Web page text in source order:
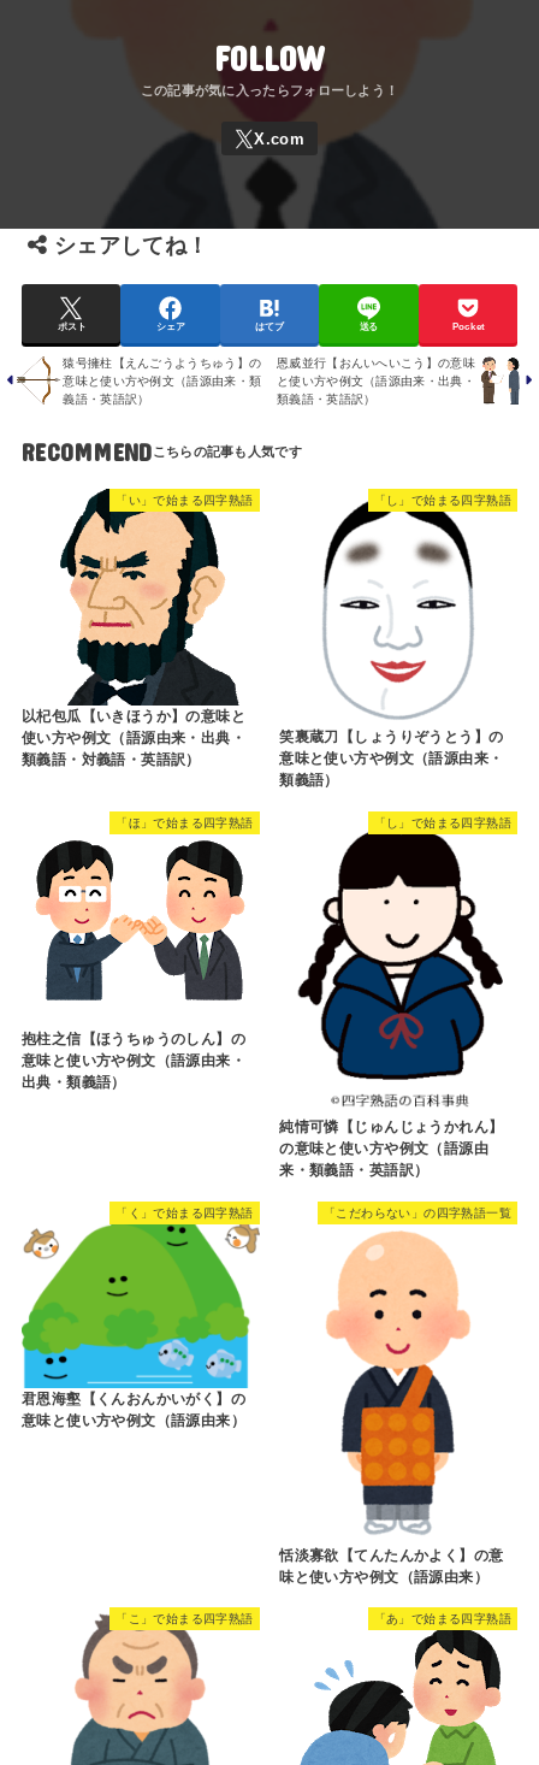
FOLLOW
シェアしてね！
ポスト シェア はてブ 送る Pocket
猿号擁柱【えんごうようちゅう】の
意味と使い方や例文（語源由来・類
義語・英語訳）
恩威並行【おんいへいこう】の意味
と使い方や例文（語源由来・出典・
類義語・英語訳）
RECOMMEND
「い」で始まる四字熟語
以杞包瓜【いきほうか】の意味と
使い方や例文（語源由来・出典・
類義語・対義語・英語訳）
「し」で始まる四字熟語
笑裏蔵刀【しょうりぞうとう】の
意味と使い方や例文（語源由来・
類義語）
「ほ」で始まる四字熟語
抱柱之信【ほうちゅうのしん】の
意味と使い方や例文（語源由来・
出典・類義語）
「し」で始まる四字熟語
純情可憐【じゅんじょうかれん】
の意味と使い方や例文（語源由
来・類義語・英語訳）
「く」で始まる四字熟語
君恩海壑【くんおんかいがく】の
意味と使い方や例文（語源由来）
「こだわらない」の四字熟語一覧
恬淡寡欲【てんたんかよく】の意
味と使い方や例文（語源由来）
「こ」で始まる四字熟語 「あ」で始まる四字熟語